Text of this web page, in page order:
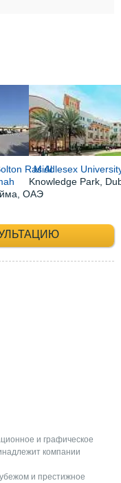
Ras Al
ОАЭ
Middlesex
Knowledge Park,
660-35-
и графическое
компании
и престижное